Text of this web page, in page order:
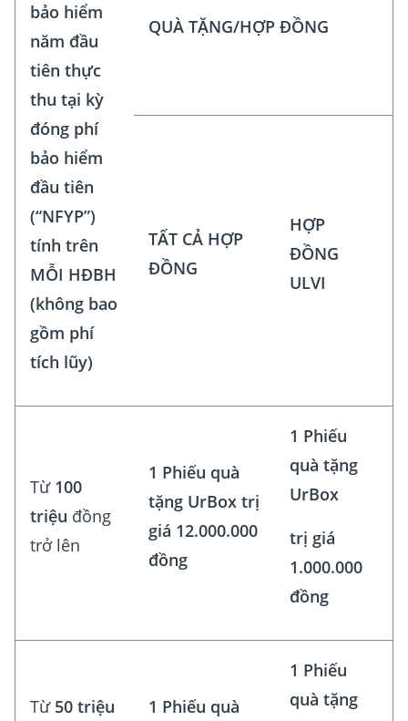
bảo hiểm
năm đầu
tiên thực
thu tại kỳ
đóng phí
bảo hiểm
đầu tiên
(“NFYP”)
tính trên
MỖI HĐBH
(không bao
gồm phí
tích lũy)
QUÀ TẶNG/HỢP ĐỒNG
TẤT CẢ HỢP
ĐỒNG
HỢP
ĐỒNG
ULVI
Từ 100
triệu đồng
trở lên
1 Phiếu quà
tặng UrBox trị
giá 12.000.000
đồng
1 Phiếu
quà tặng
UrBox
trị giá
1.000.000
đồng
Từ 50 triệu 1 Phiếu quà
1 Phiếu
quà tặng